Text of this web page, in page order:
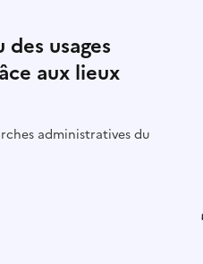
usages
aux lieux
administratives du